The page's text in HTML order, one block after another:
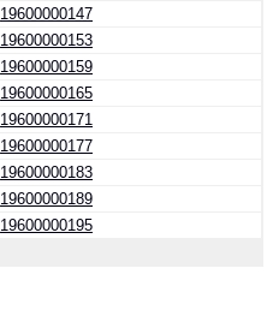
19600000147
19600000153
19600000159
19600000165
19600000171
19600000177
19600000183
19600000189
19600000195